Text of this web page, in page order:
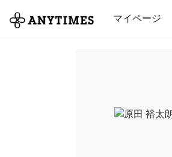
マイページ
全て 修理・組立